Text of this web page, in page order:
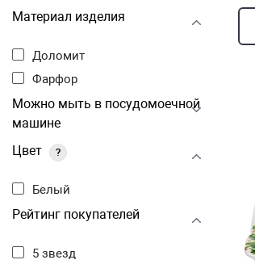
Материал изделия
Доломит
Фарфор
Можно мыть в посудомоечной
машине
Цвет
?
Белый
Рейтинг покупателей
5 звезд